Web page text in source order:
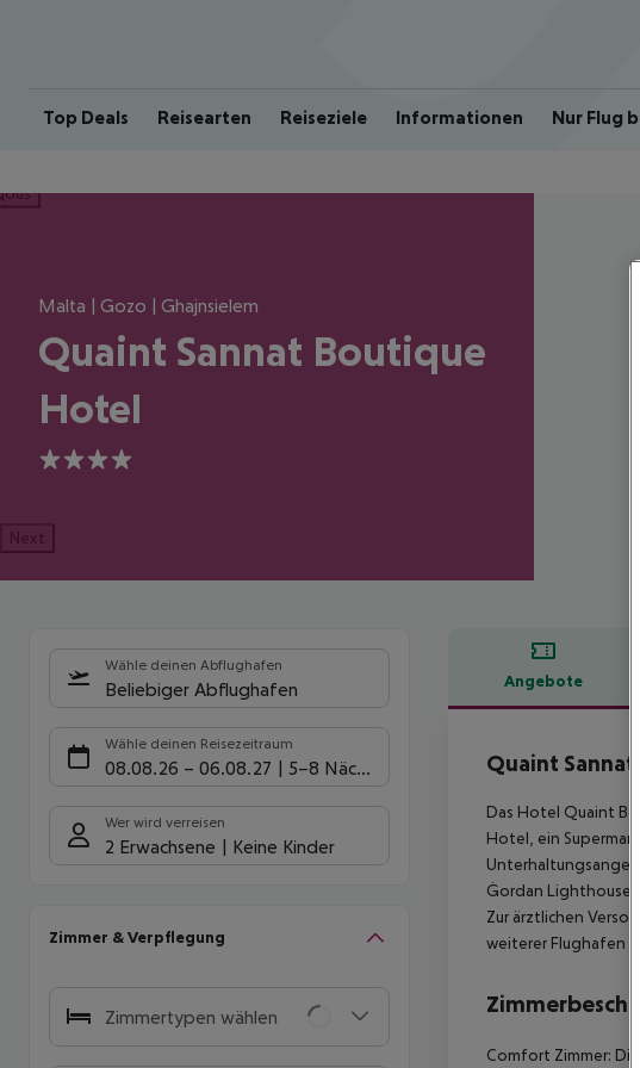
Top Deals Reisearten Reiseziele Informationen Nur Flug
Malta | Gozo | Ghajnsielem
Quaint Sannat Boutique
Hotel
4
Next
Wähle deinen Abflughafen
Beliebiger Abflughafen
Wähle deinen Reisezeitraum
08.08.26 – 06.08.27 5-8 Nächte
Wer wird verreisen
2 Erwachsene Keine Kinder
Zimmer & Verpflegung
Zimmertypen wählen
Angebote
Quaint
Das Hotel Quaint
Hotel, ein
Ġordan Lighthouse
Zur ärztlichen
weiterer Flughafen
Comfort Zimmer: